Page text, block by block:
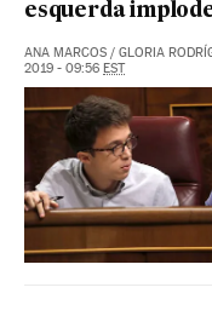
esquerda
ANA MARCOS / GLORIA
2019 - 09:56 EST